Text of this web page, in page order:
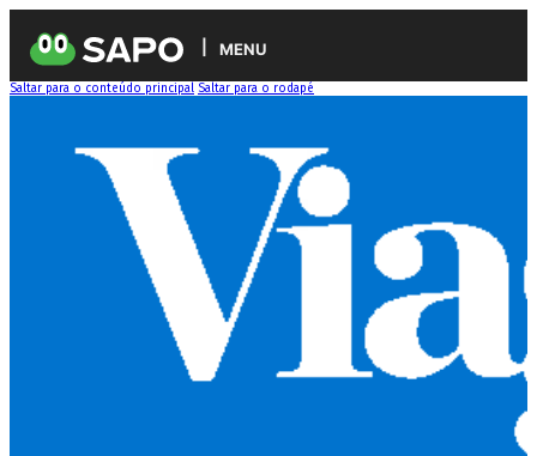
MENU
Saltar para o conteúdo principal Saltar para o rodapé